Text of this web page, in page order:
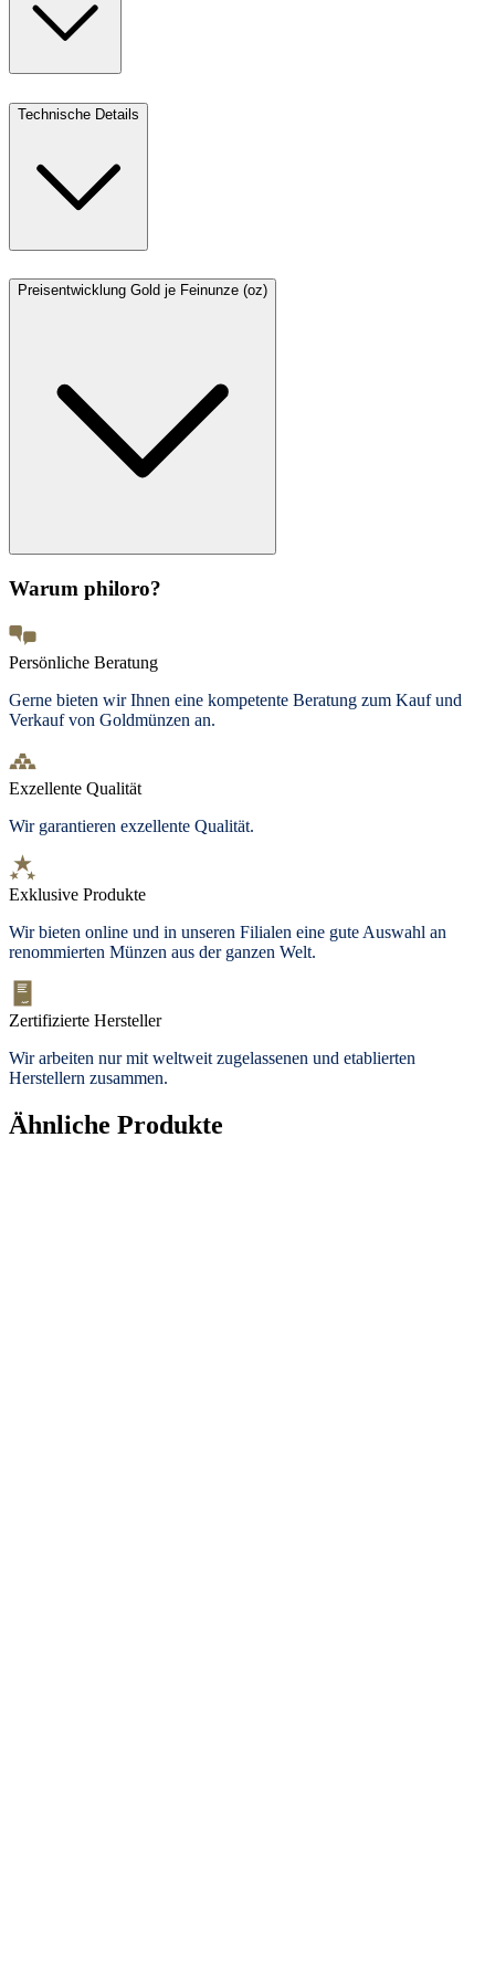
Technische Details
Preisentwicklung Gold je Feinunze (oz)
Warum philoro?
Persönliche Beratung
Gerne bieten wir Ihnen eine kompetente Beratung zum Kauf und
Verkauf von Goldmünzen an.
Exzellente Qualität
Wir garantieren exzellente Qualität.
Exklusive Produkte
Wir bieten online und in unseren Filialen eine gute Auswahl an
renommierten Münzen aus der ganzen Welt.
Zertifizierte Hersteller
Wir arbeiten nur mit weltweit zugelassenen und etablierten
Herstellern zusammen.
Ähnliche Produkte